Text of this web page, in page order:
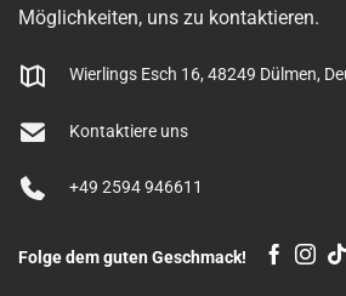
Möglichkeiten, uns zu kontaktieren.
Wierlings Esch 16, 48249 Dülmen,
Kontaktiere uns
+49 2594 946611
Folge dem guten Geschmack!